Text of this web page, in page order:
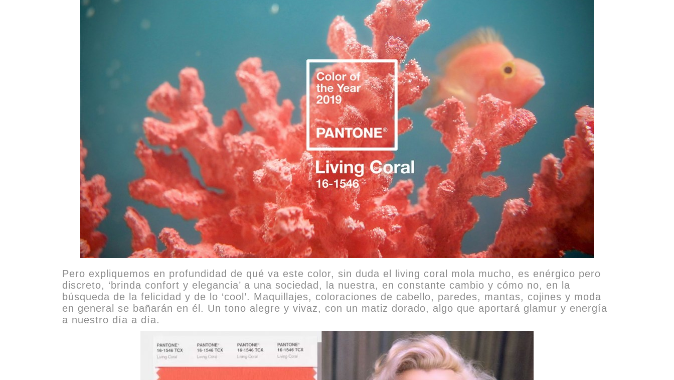
Pero expliquemos en profundidad de qué va este color, sin duda el living coral mola mucho, es enérgico pero
discreto, ‘brinda confort y elegancia’ a una sociedad, la nuestra, en constante cambio y cómo no, en la
búsqueda de la felicidad y de lo ‘cool’. Maquillajes, coloraciones de cabello, paredes, mantas, cojines y moda
en general se bañarán en él. Un tono alegre y vivaz, con un matiz dorado, algo que aportará glamur y energía
a nuestro día a día.